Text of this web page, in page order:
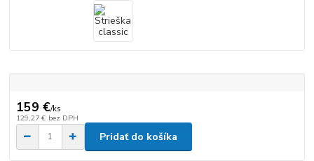
159 €/ks
129,27 € bez DPH
Pridať do košíka